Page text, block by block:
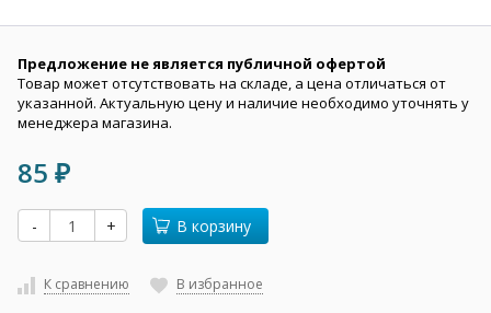
Предложение не является публичной офертой
Товар может отсутствовать на складе, а цена отличаться от
указанной. Актуальную цену и наличие необходимо уточнять у
менеджера магазина.
85 ₽
- + В корзину
К сравнению В избранное